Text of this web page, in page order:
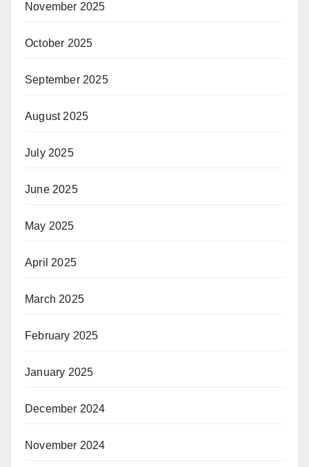
November 2025
October 2025
September 2025
August 2025
July 2025
June 2025
May 2025
April 2025
March 2025
February 2025
January 2025
December 2024
November 2024